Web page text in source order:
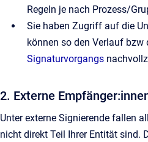
Regeln je nach Prozess/
Sie haben Zugriff auf die
können so den Verlauf bzw
Signaturvorgangs
2. Externe
Unter externe Signierende fallen
nicht direkt Teil Ihrer Entität sind.